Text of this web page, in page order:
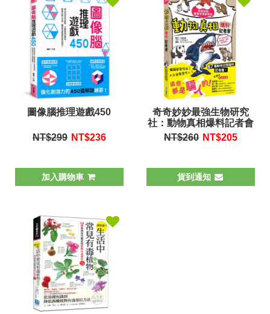
圖像腦推理遊戲450
NT$299 NT$236
加入購物車
奇奇妙妙最強生物研究
社：動物真相爆料記者會
NT$260 NT$205
貨到通知